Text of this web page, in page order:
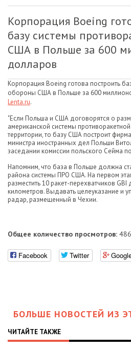
Корпорация Boeing
базу системы
США в Польше за 600
долларов
Корпорация Boeing готова построить
обороны США в Польше за 600
Lenta.ru.
"Если Польша и США договорятся о
американской системы
территории, то базу США построит
министра иностранных дел Польши
заседании комиссии польского Сейма
Напомним, что база в Польше должна
района системы ПРО США. На первом
разместить 10 ракет-перехватчиков
километров. Выдавать целеуказание и
радар, размещенный в Чехии.
Общее количество просмотров: 486
Facebook Twitter
БОЛЬШЕ НОВОСТЕЙ ИЗ
ЧИТАЙТЕ ТАКЖЕ